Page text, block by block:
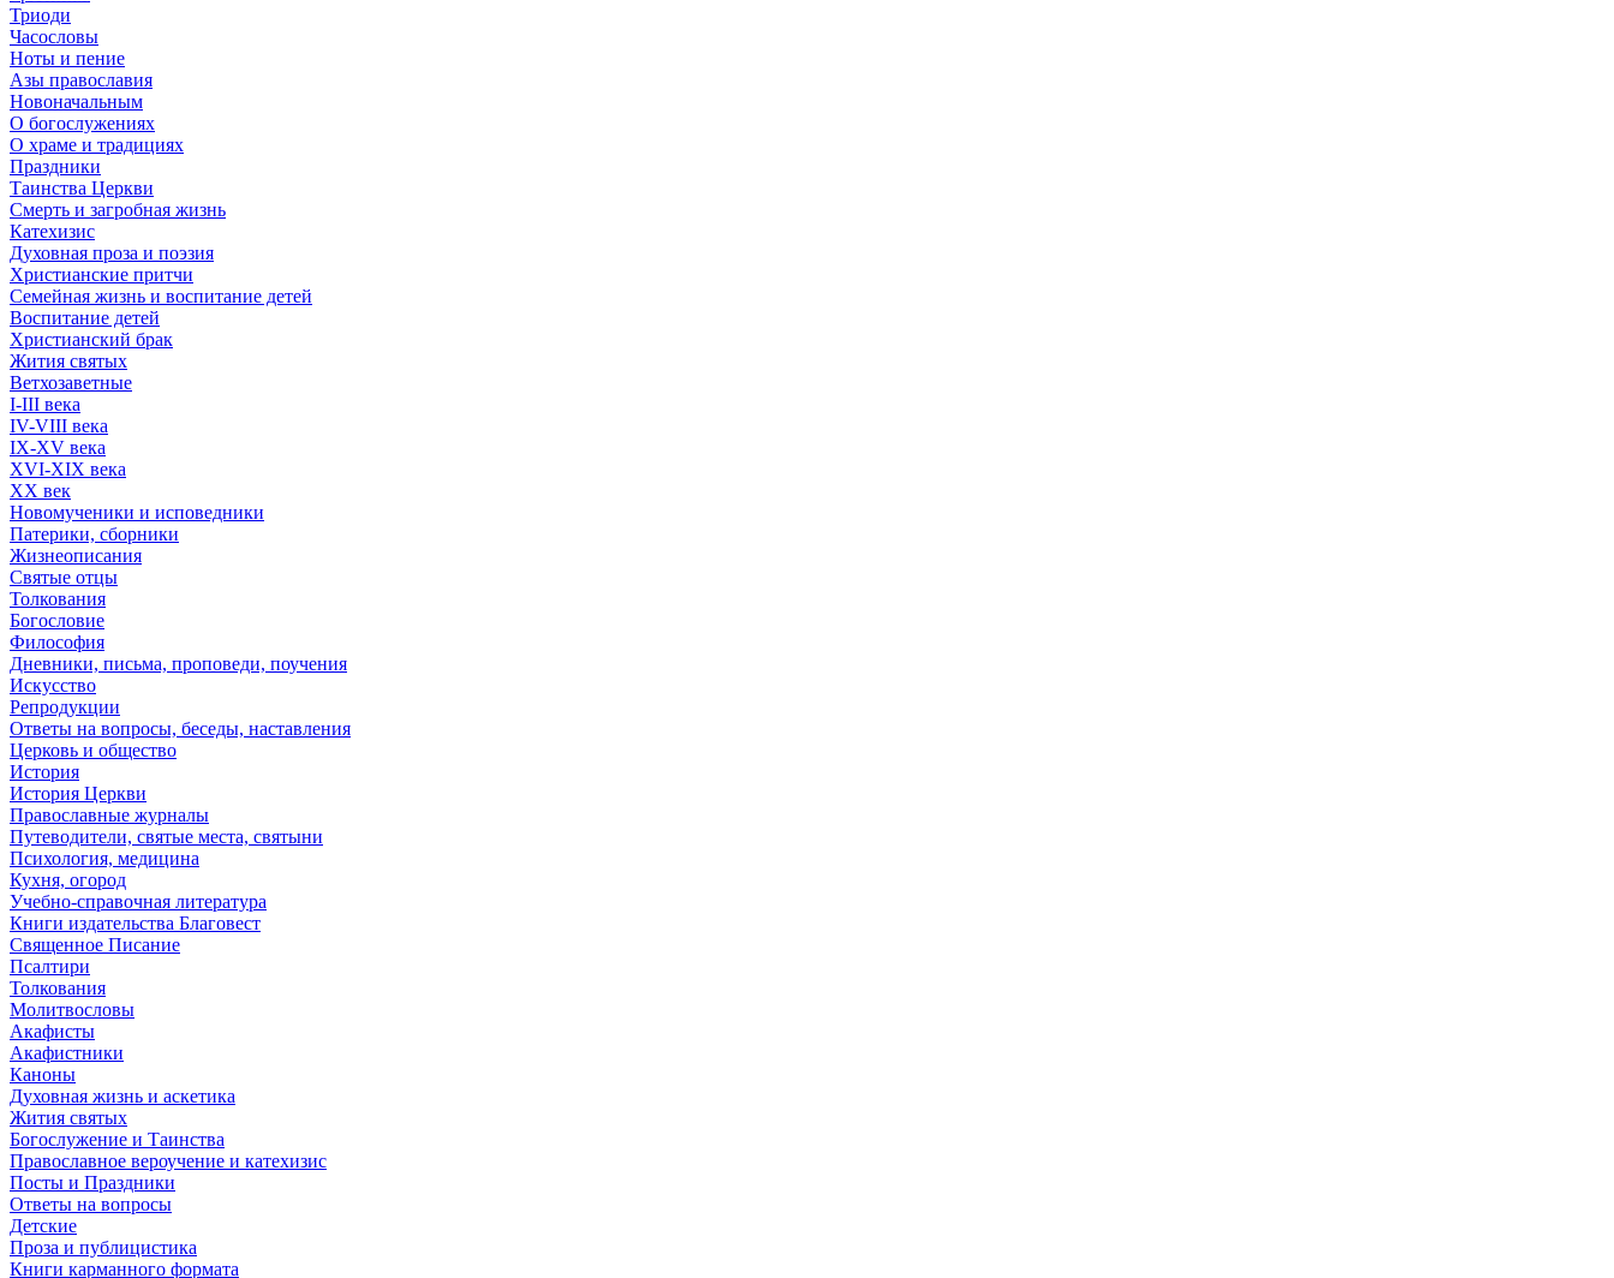
Триоди
Часословы
Ноты и пение
Азы православия
Новоначальным
О богослужениях
О храме и традициях
Праздники
Таинства Церкви
Смерть и загробная жизнь
Катехизис
Духовная проза и поэзия
Христианские притчи
Семейная жизнь и воспитание детей
Воспитание детей
Христианский брак
Жития святых
Ветхозаветные
I-III века
IV-VIII века
IX-XV века
XVI-XIX века
XX век
Новомученики и исповедники
Патерики, сборники
Жизнеописания
Святые отцы
Толкования
Богословие
Философия
Дневники, письма, проповеди, поучения
Искусство
Репродукции
Ответы на вопросы, беседы, наставления
Церковь и общество
История
История Церкви
Православные журналы
Путеводители, святые места, святыни
Психология, медицина
Кухня, огород
Учебно-справочная литература
Книги издательства Благовест
Священное Писание
Псалтири
Толкования
Молитвословы
Акафисты
Акафистники
Каноны
Духовная жизнь и аскетика
Жития святых
Богослужение и Таинства
Православное вероучение и катехизис
Посты и Праздники
Ответы на вопросы
Детские
Проза и публицистика
Книги карманного формата